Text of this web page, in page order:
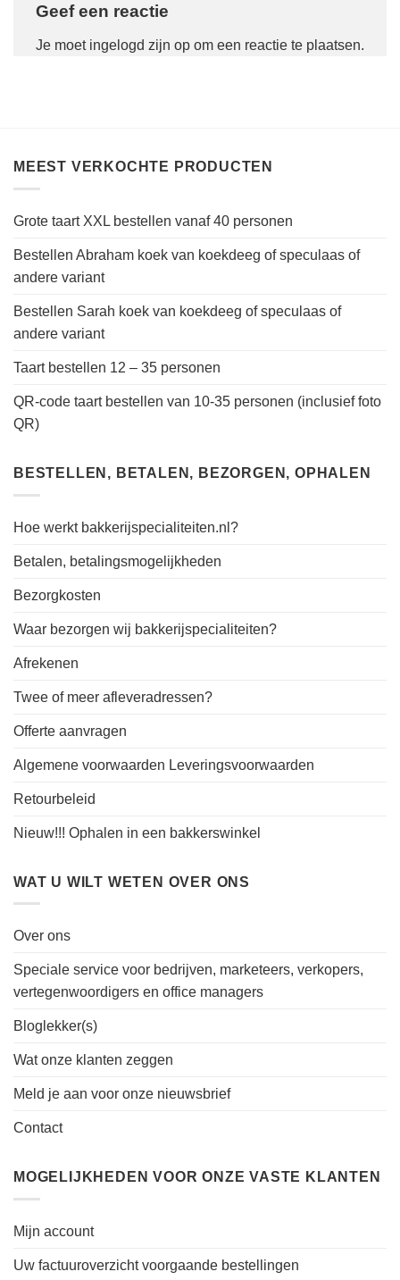
Geef een reactie
Je moet ingelogd zijn op om een reactie te plaatsen.
MEEST VERKOCHTE PRODUCTEN
Grote taart XXL bestellen vanaf 40 personen
Bestellen Abraham koek van koekdeeg of speculaas of
andere variant
Bestellen Sarah koek van koekdeeg of speculaas of
andere variant
Taart bestellen 12 – 35 personen
QR-code taart bestellen van 10-35 personen (inclusief foto
QR)
BESTELLEN, BETALEN, BEZORGEN, OPHALEN
Hoe werkt bakkerijspecialiteiten.nl?
Betalen, betalingsmogelijkheden
Bezorgkosten
Waar bezorgen wij bakkerijspecialiteiten?
Afrekenen
Twee of meer afleveradressen?
Offerte aanvragen
Algemene voorwaarden Leveringsvoorwaarden
Retourbeleid
Nieuw!!! Ophalen in een bakkerswinkel
WAT U WILT WETEN OVER ONS
Over ons
Speciale service voor bedrijven, marketeers, verkopers,
vertegenwoordigers en office managers
Bloglekker(s)
Wat onze klanten zeggen
Meld je aan voor onze nieuwsbrief
Contact
MOGELIJKHEDEN VOOR ONZE VASTE KLANTEN
Mijn account
Uw factuuroverzicht voorgaande bestellingen